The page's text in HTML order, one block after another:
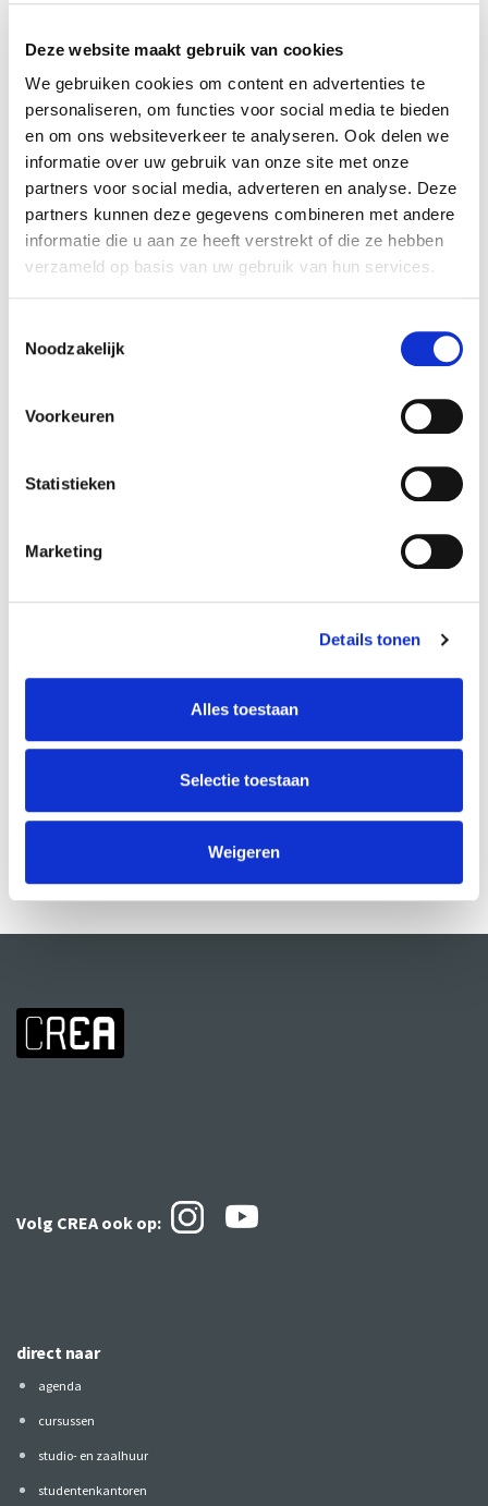
Deze website maakt gebruik van cookies
We gebruiken cookies om content en advertenties te
personaliseren, om functies voor social media te bieden
en om ons websiteverkeer te analyseren. Ook delen we
informatie over uw gebruik van onze site met onze
partners voor social media, adverteren en analyse. Deze
partners kunnen deze gegevens combineren met andere
informatie die u aan ze heeft verstrekt of die ze hebben
verzameld op basis van uw gebruik van hun services.
Noodzakelijk
Voorkeuren
Statistieken
Marketing
Details tonen
Alles toestaan
Selectie toestaan
Weigeren
x ALLE FILTERS HERSTELLEN
tijd
startdatum
ma 11:00 - 17:00 13-07-2026
duur periode
5 dagen blok 4 - zomer
prijs cursusnummer
student:
€215
jong-alumnus UvA/HvA:
€322
525408
Marrit Bausch
Volg CREA ook op:
direct naar
agenda
cursussen
studio- en zaalhuur
studentenkantoren